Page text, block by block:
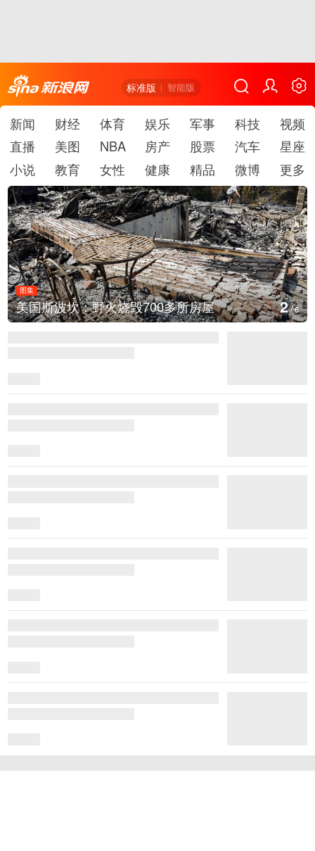
标准版 智能版
新闻 财经 体育 娱乐 军事 科技
视频
直播
美图 NBA 房产 股票 汽车
星座
小说
教育 女性 健康 精品 微博 更多
图集
美国斯波坎：野火烧毁700多所房屋 2/6